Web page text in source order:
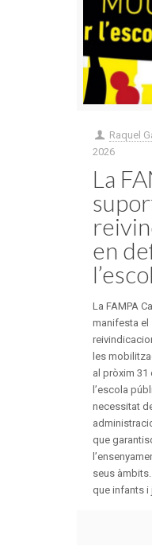
Raquel
2026
La
en
La FAMPA
manifesta el
les
al pròxim 31
l’escola
necessitat
que
seus
que infants i